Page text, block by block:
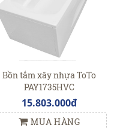
Bồn tắm xây nhựa ToTo
PAY1735HVC
15.803.000đ
MUA HÀNG